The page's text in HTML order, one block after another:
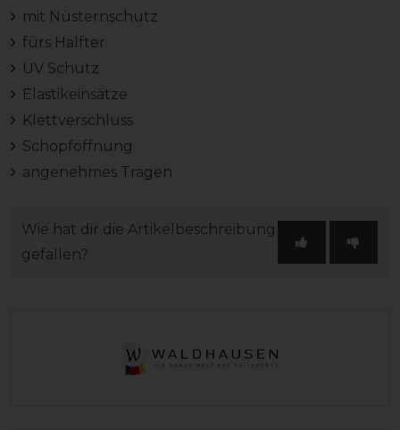
mit Nüsternschutz
fürs Halfter
UV Schutz
Elastikeinsätze
Klettverschluss
Schopföffnung
angenehmes Tragen
Wie hat dir die Artikelbeschreibung
gefallen?